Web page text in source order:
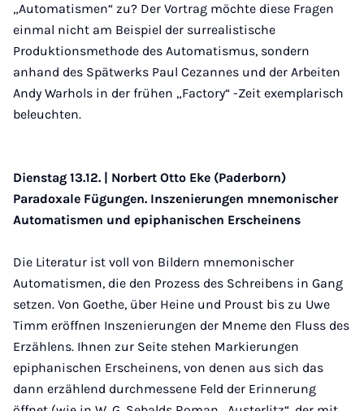
„Automatismen“ zu? Der Vortrag möchte diese Fragen
einmal nicht am Beispiel der surrealistische
Produktionsmethode des Automatismus, sondern
anhand des Spätwerks Paul Cezannes und der Arbeiten
Andy Warhols in der frühen „Factory“ -Zeit exemplarisch
beleuchten.
Dienstag 13.12. | Norbert Otto Eke (Paderborn)
Paradoxale Fügungen. Inszenierungen mnemonischer
Automatismen und epiphanischen Erscheinens
Die Literatur ist voll von Bildern mnemonischer
Automatismen, die den Prozess des Schreibens in Gang
setzen. Von Goethe, über Heine und Proust bis zu Uwe
Timm eröffnen Inszenierungen der Mneme den Fluss des
Erzählens. Ihnen zur Seite stehen Markierungen
epiphanischen Erscheinens, von denen aus sich das
dann erzählend durchmessene Feld der Erinnerung